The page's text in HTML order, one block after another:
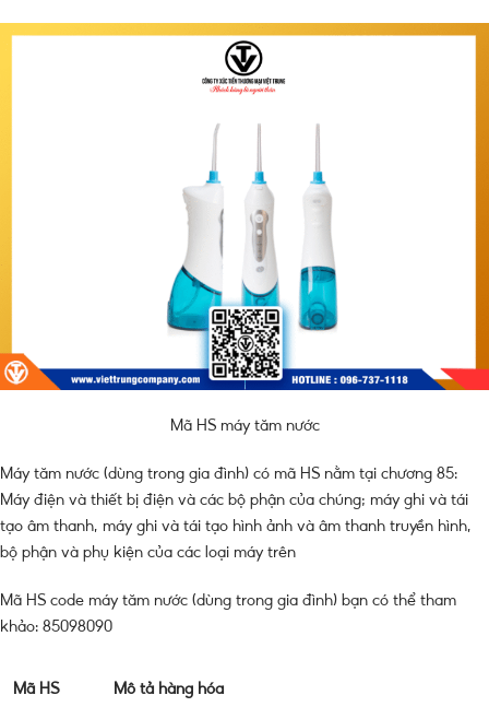
Mã HS máy tăm nước
Máy tăm nước (dùng trong gia đình) có mã HS nằm tại chương 85:
Máy điện và thiết bị điện và các bộ phận của chúng; máy ghi và tái
tạo âm thanh, máy ghi và tái tạo hình ảnh và âm thanh truyền hình,
bộ phận và phụ kiện của các loại máy trên
Mã HS code máy tăm nước (dùng trong gia đình) bạn có thể tham
khảo: 85098090
Mã HS Mô tả hàng hóa